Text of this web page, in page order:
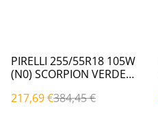
%
PIRELLI 255/55R18 105W
(N0) SCORPION VERDE
217,69 €384,45 €